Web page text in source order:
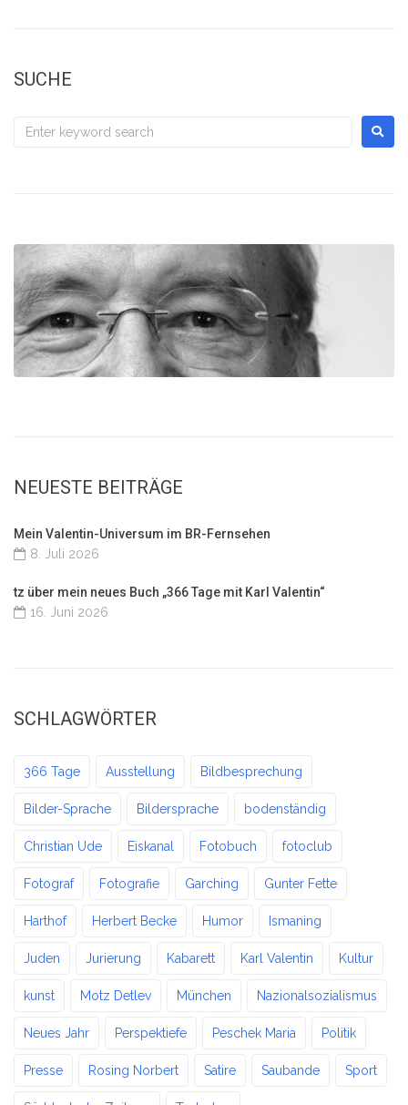
SUCHE
NEUESTE BEITRÄGE
Mein Valentin-Universum im BR-Fernsehen
8. Juli 2026
tz über mein neues Buch „366 Tage mit Karl Valentin“
16. Juni 2026
SCHLAGWÖRTER
366 Tage Ausstellung Bildbesprechung
Bilder-Sprache Bildersprache bodenständig
Christian Ude Eiskanal Fotobuch fotoclub
Fotograf Fotografie Garching Gunter Fette
Harthof Herbert Becke Humor Ismaning
Juden Jurierung Kabarett Karl Valentin Kultur
kunst Motz Detlev München Nazionalsozialismus
Neues Jahr Perspektiefe Peschek Maria Politik
Presse Rosing Norbert Satire Saubande Sport